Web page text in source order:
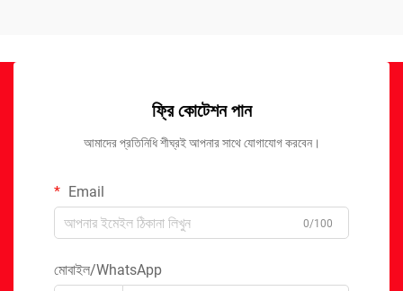
ফ্রি কোটেশন পান
আমাদের প্রতিনিধি শীঘ্রই আপনার সাথে যোগাযোগ করবেন।
Email
0/100
মোবাইল/WhatsApp